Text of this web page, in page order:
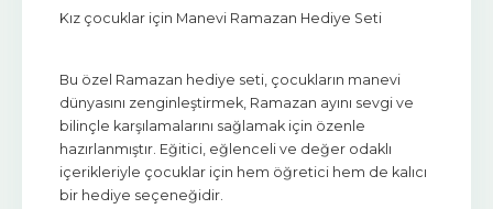
Kız çocuklar için Manevi Ramazan Hediye Seti
Bu özel Ramazan hediye seti, çocukların manevi
dünyasını zenginleştirmek, Ramazan ayını sevgi ve
bilinçle karşılamalarını sağlamak için özenle
hazırlanmıştır. Eğitici, eğlenceli ve değer odaklı
içerikleriyle çocuklar için hem öğretici hem de kalıcı
bir hediye seçeneğidir.